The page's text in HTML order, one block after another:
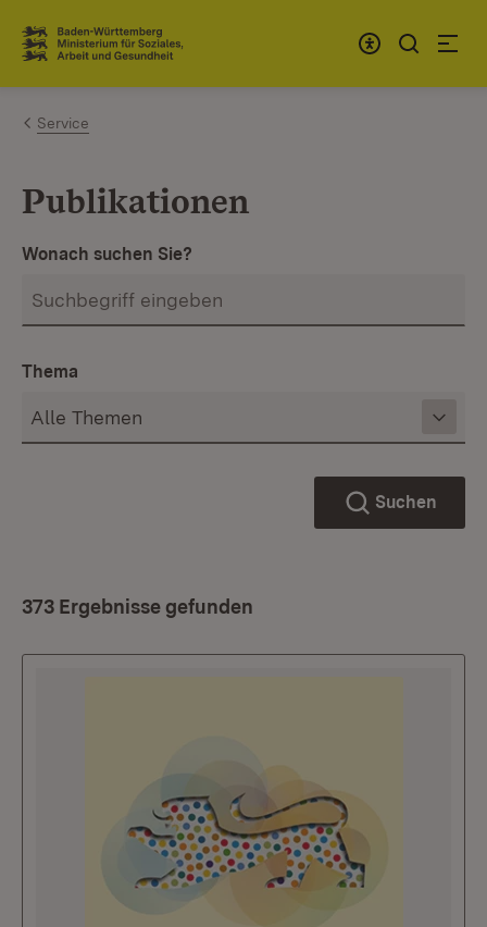
Zum Inhalt springen
Link zur Startseite
Service
Publikationen
Wonach suchen Sie?
Thema
Suchen
373 Ergebnisse gefunden